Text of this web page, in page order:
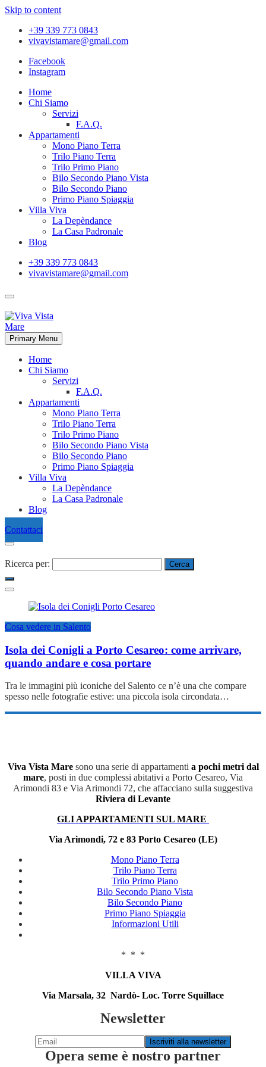
Skip to content
+39 339 773 0843
vivavistamare@gmail.com
Facebook
Instagram
Home
Chi Siamo
Servizi
F.A.Q.
Appartamenti
Mono Piano Terra
Trilo Piano Terra
Trilo Primo Piano
Bilo Secondo Piano Vista
Bilo Secondo Piano
Primo Piano Spiaggia
Villa Viva
La Depèndance
La Casa Padronale
Blog
+39 339 773 0843
vivavistamare@gmail.com
Primary Menu
Home
Chi Siamo
Servizi
F.A.Q.
Appartamenti
Mono Piano Terra
Trilo Piano Terra
Trilo Primo Piano
Bilo Secondo Piano Vista
Bilo Secondo Piano
Primo Piano Spiaggia
Villa Viva
La Depèndance
La Casa Padronale
Blog
Contattaci
Ricerca per:
Cosa vedere in Salento
Isola dei Conigli a Porto Cesareo: come arrivare,
quando andare e cosa portare
Tra le immagini più iconiche del Salento ce n’è una che compare
spesso nelle fotografie estive: una piccola isola circondata…
Viva Vista Maresono una serie di appartamenti a pochi metri dal
mare, posti in due complessi abitativi a Porto Cesareo, Via
Arimondi 83 e Via Arimondi 72, che affacciano sulla suggestiva
Riviera di Levante
GLI APPARTAMENTI SUL MARE
Via Arimondi, 72 e 83 Porto Cesareo (LE)
Mono Piano Terra
Trilo Piano Terra
Trilo Primo Piano
Bilo Secondo Piano Vista
Bilo Secondo Piano
Primo Piano Spiaggia
Informazioni Utili
* * *
VILLA VIVA
Via Marsala, 32 Nardò- Loc. Torre Squillace
Newsletter
Opera seme è nostro partner